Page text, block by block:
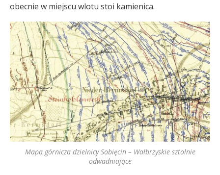
obecnie w miejscu wlotu stoi kamienica.
Mapa górnicza dzielnicy Sobięcin – Wałbrzyskie sztolnie
odwadniające